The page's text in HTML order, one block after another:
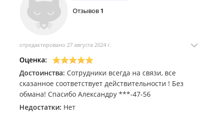
Отзывов 1
отредактировано 27 августа 2024 г.
Оценка:
Достоинства: Сотрудники всегда на связи, все
сказанное соответствует действительности ! Без
обмана! Спасибо Александру ***-47-56
Недостатки: Нет